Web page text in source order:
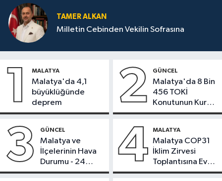
TAMER ALKAN
Milletin Cebinden Vekilin Sofrasına
1 MALATYA
Malatya'da 4,1
büyüklüğünde
deprem
2 GÜNCEL
Malatya'da 8 Bin
456 TOKİ
Konutunun Kurası
Bugün Çekiliyor
3 GÜNCEL
Malatya ve
İlçelerinin Hava
Durumu - 24
Temmuz 2026
4 MALATYA
Malatya COP31
İklim Zirvesi
Toplantısına Ev
Sahipliği Yaptı